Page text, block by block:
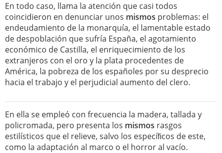
En todo caso, llama la atención que casi todos
coincidieron en denunciar unos mismos problemas: el
endeudamiento de la monarquía, el lamentable estado
de despoblación que sufría España, el agotamiento
económico de Castilla, el enriquecimiento de los
extranjeros con el oro y la plata procedentes de
América, la pobreza de los españoles por su desprecio
hacia el trabajo y el perjudicial aumento del clero.
En ella se empleó con frecuencia la madera, tallada y
policromada, pero presenta los mismos rasgos
estilísticos que el relieve, salvo los especíﬁcos de este,
como la adaptación al marco o el horror al vacío.